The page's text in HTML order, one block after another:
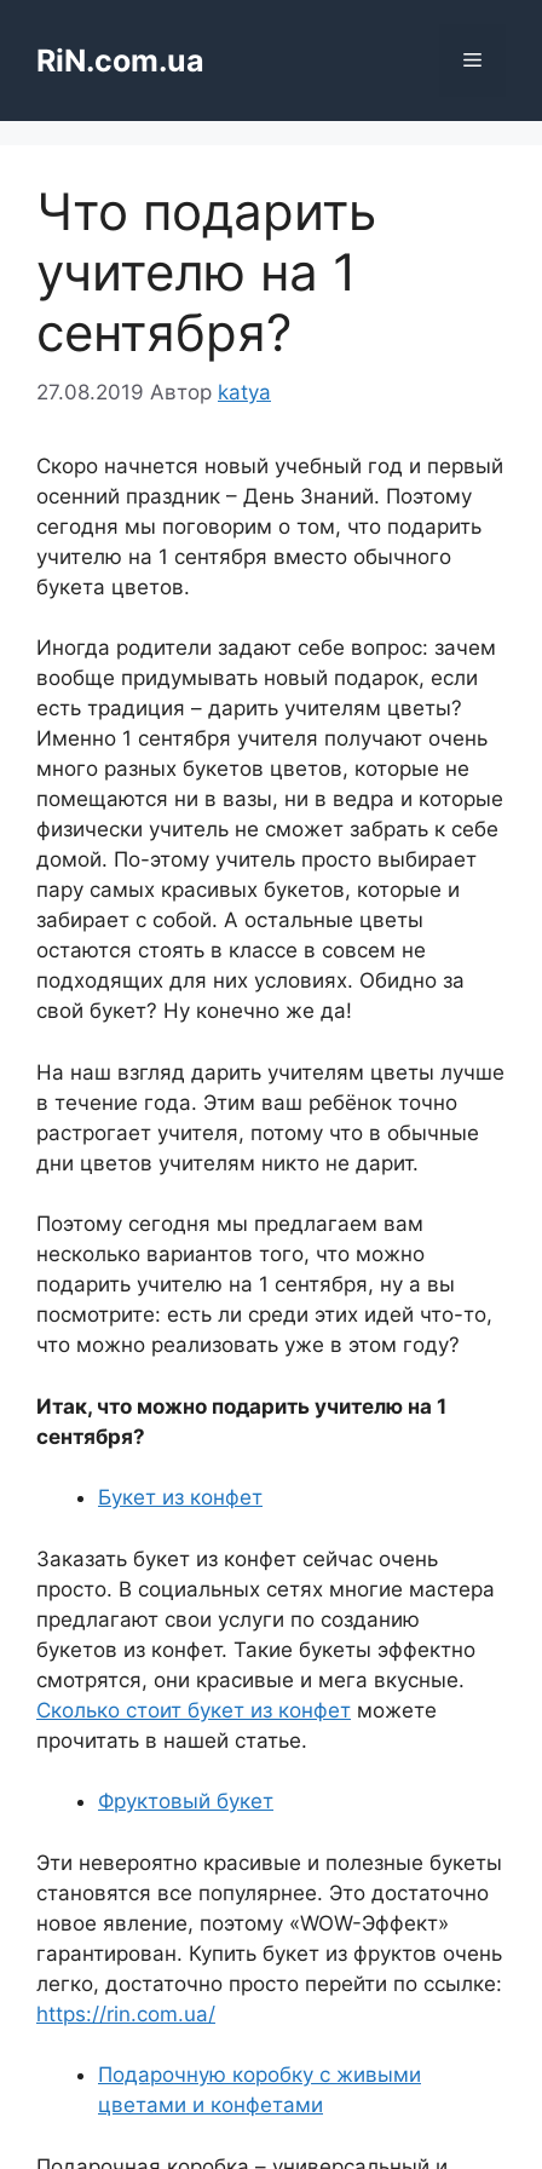
вмістуRiN.com.ua Меню
Что подарить
учителю на 1
сентября?
27.08.2019 Автор katya
Скоро начнется новый учебный год и первый
осенний праздник – День Знаний. Поэтому
сегодня мы поговорим о том, что подарить
учителю на 1 сентября вместо обычного
букета цветов.
Иногда родители задают себе вопрос: зачем
вообще придумывать новый подарок, если
есть традиция – дарить учителям цветы?
Именно 1 сентября учителя получают очень
много разных букетов цветов, которые не
помещаются ни в вазы, ни в ведра и которые
физически учитель не сможет забрать к себе
домой. По-этому учитель просто выбирает
пару самых красивых букетов, которые и
забирает с собой. А остальные цветы
остаются стоять в классе в совсем не
подходящих для них условиях. Обидно за
свой букет? Ну конечно же да!
На наш взгляд дарить учителям цветы лучше
в течение года. Этим ваш ребёнок точно
растрогает учителя, потому что в обычные
дни цветов учителям никто не дарит.
Поэтому сегодня мы предлагаем вам
несколько вариантов того, что можно
подарить учителю на 1 сентября, ну а вы
посмотрите: есть ли среди этих идей что-то,
что можно реализовать уже в этом году?
Итак, что можно подарить учителю на 1
сентября?
Букет из конфет
Заказать букет из конфет сейчас очень
просто. В социальных сетях многие мастера
предлагают свои услуги по созданию
букетов из конфет. Такие букеты эффектно
смотрятся, они красивые и мега вкусные.
Сколько стоит букет из конфет можете
прочитать в нашей статье.
Фруктовый букет
Эти невероятно красивые и полезные букеты
становятся все популярнее. Это достаточно
новое явление, поэтому «WOW-Эффект»
гарантирован. Купить букет из фруктов очень
легко, достаточно просто перейти по ссылке:
https://rin.com.ua/
Подарочную коробку с живыми
цветами и конфетами